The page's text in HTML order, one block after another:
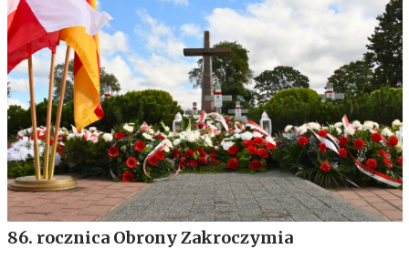
86. rocznica Obrony Zakroczymia